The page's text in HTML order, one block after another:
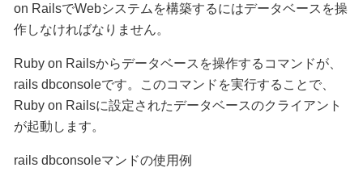
on RailsでWebシステムを構築するにはデータベースを操
作しなければなりません。
Ruby on Railsからデータベースを操作するコマンドが、
rails dbconsoleです。このコマンドを実行することで、
Ruby on Railsに設定されたデータベースのクライアント
が起動します。
rails dbconsoleマンドの使用例